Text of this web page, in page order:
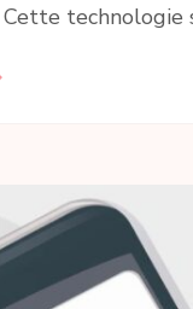
technologie